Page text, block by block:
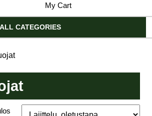
Account
My Cartshopping
cart
ALL CATEGORIES